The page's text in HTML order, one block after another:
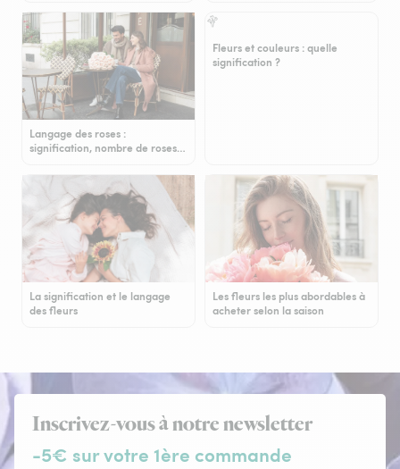
Langage des roses :
signification, nombre de roses…
Fleurs et couleurs : quelle
signification ?
La signification et le langage
des fleurs
Les fleurs les plus abordables à
acheter selon la saison
Inscrivez-vous à notre newsletter
-5€ sur votre 1ère commande